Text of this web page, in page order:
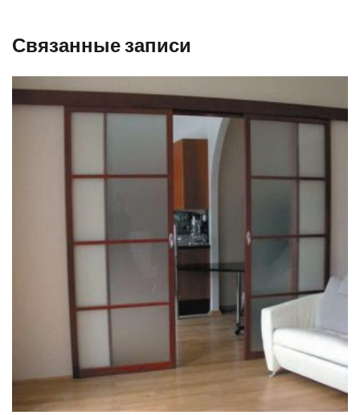
Связанные записи